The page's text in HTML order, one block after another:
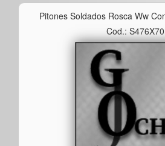
Pitones Soldados Rosca Ww
Cod.: S476X70